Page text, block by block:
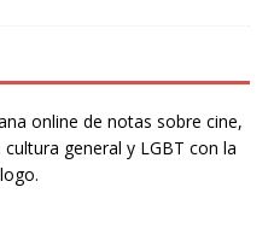
online de notas sobre cine,
general y LGBT con la